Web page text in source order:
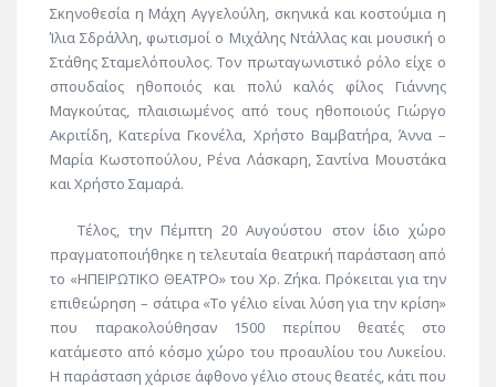
Σκηνοθεσία η Μάχη Αγγελούλη, σκηνικά και κοστούμια η
Ίλια Σδράλλη, φωτισμοί ο Μιχάλης Ντάλλας και μουσική ο
Στάθης Σταμελόπουλος. Τον πρωταγωνιστικό ρόλο είχε ο
σπουδαίος ηθοποιός και πολύ καλός φίλος Γιάννης
Μαγκούτας, πλαισιωμένος από τους ηθοποιούς Γιώργο
Ακριτίδη, Κατερίνα Γκονέλα, Χρήστο Βαμβατήρα, Άννα –
Μαρία Κωστοπούλου, Ρένα Λάσκαρη, Σαντίνα Μουστάκα
και Χρήστο Σαμαρά.
Τέλος, την Πέμπτη 20 Αυγούστου στον ίδιο χώρο
πραγματοποιήθηκε η τελευταία θεατρική παράσταση από
το «ΗΠΕΙΡΩΤΙΚΟ ΘΕΑΤΡΟ» του Χρ. Ζήκα. Πρόκειται για την
επιθεώρηση – σάτιρα «Το γέλιο είναι λύση για την κρίση»
που παρακολούθησαν 1500 περίπου θεατές στο
κατάμεστο από κόσμο χώρο του προαυλίου του Λυκείου.
Η παράσταση χάρισε άφθονο γέλιο στους θεατές, κάτι που